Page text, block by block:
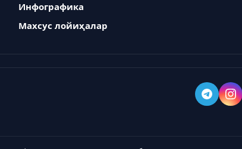
Инфографика
Махсус лойиҳалар